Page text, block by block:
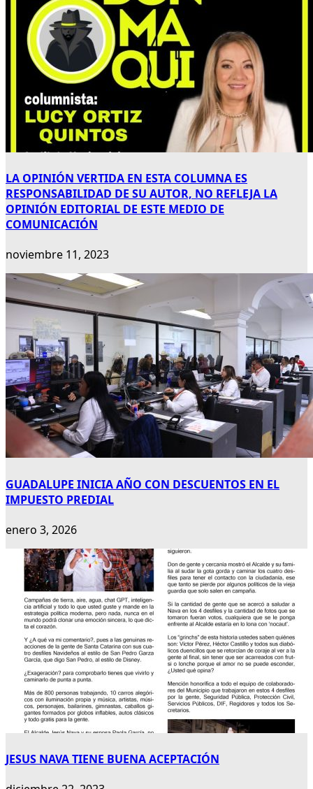
LA OPINIÓN VERTIDA EN ESTA COLUMNA ES
RESPONSABILIDAD DE SU AUTOR, NO REFLEJA LA
OPINIÓN EDITORIAL DE ESTE MEDIO DE
COMUNICACIÓN
noviembre 11, 2023
GUADALUPE INICIA AÑO CON DESCUENTOS EN EL
IMPUESTO PREDIAL
enero 3, 2026
JESUS NAVA TIENE BUENA ACEPTACIÓN